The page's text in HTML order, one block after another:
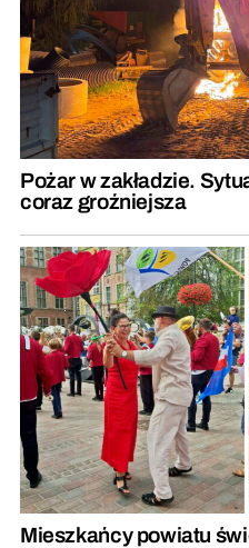
Pożar w zakładzie.
coraz groźniejsza
Mieszkańcy powiatu